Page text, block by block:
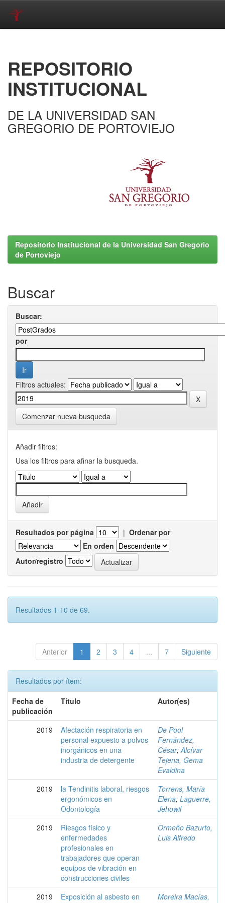
REPOSITORIO
INSTITUCIONAL
DE LA UNIVERSIDAD SAN
GREGORIO DE PORTOVIEJO
Repositorio Institucional de la Universidad San Gregorio
de Portoviejo
Buscar
Buscar:
por
Filtros actuales:
Comenzar nueva busqueda
Añadir filtros:
Usa los filtros para afinar la busqueda.
Resultados por página | Ordenar por
En orden
Autor/registro
Resultados 1-10 de 69.
Anterior 1 2 3 4 ... 7 Siguiente
Resultados por ítem:
Fecha de
publicación
Título Autor(es)
2019
Afectación respiratoria en
personal expuesto a polvos
inorgánicos en una
industria de detergente
De Pool
Fernández,
César;Alcívar
Tejena, Gema
Evaldina
2019
la Tendinitis laboral, riesgos
ergonómicos en
Odontología
Torrens, María
Elena; Laguerre,
Jehowil
2019
Riesgos físico y
enfermedades
profesionales en
trabajadores que operan
equipos de vibración en
construcciones civiles
Ormeño Bazurto,
Luis Alfredo
2019
Exposición al asbesto en
Moreira Macías,